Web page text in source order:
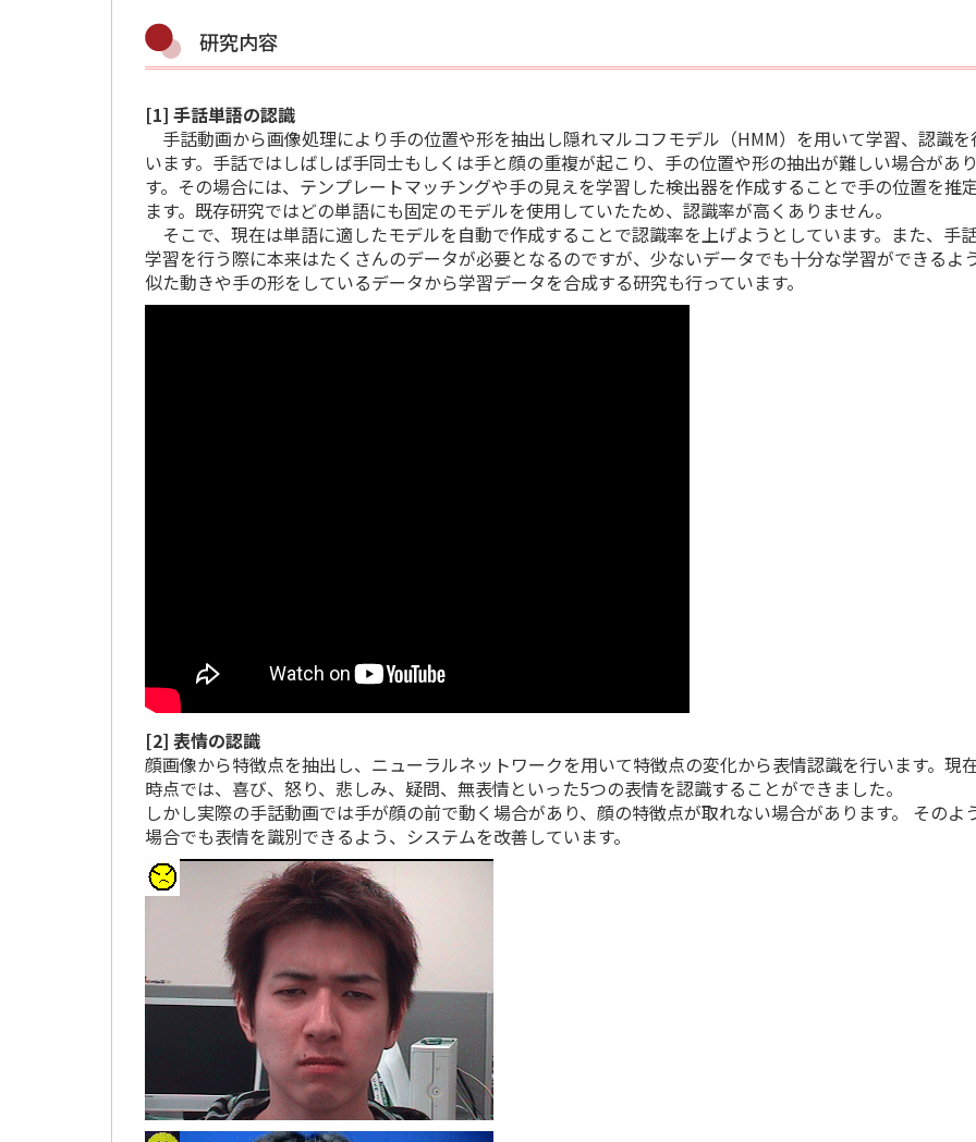
研究内容
[1] 手話単語の認識
手話動画から画像処理により手の位置や形を抽出し隠れマルコフモデル（HMM）を用いて学習、認識を
います。 手話ではしばしば手同士もしくは手と顔の重複が起こり、手の位置や形の抽出が難しい場合があ
す。 その場合には、テンプレートマッチングや手の見えを学習した検出器を作成することで手の位置を推
ます。 既存研究ではどの単語にも固定のモデルを使用していたため、認識率が高くありません。
そこで、現在は単語に適したモデルを自動で作成することで認識率を上げようとしています。 また、手
学習を行う際に本来はたくさんのデータが必要となるのですが、少ないデータでも十分な学習ができるよ
似た動きや手の形をしているデータから学習データを合成する研究も行っています。
[2] 表情の認識
顔画像から特徴点を抽出し、ニューラルネットワークを用いて特徴点の変化から表情認識を行います。 現
時点では、喜び、怒り、悲しみ、疑問、無表情といった5つの表情を認識することができました。
しかし実際の手話動画では手が顔の前で動く場合があり、顔の特徴点が取れない場合があります。
そのよ
場合でも表情を識別できるよう、システムを改善しています。